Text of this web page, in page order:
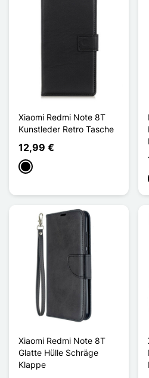
Xiaomi Redmi Note 8T
Kunstleder Retro Tasche
12,99 €
Schwarz
Xiaomi Redmi Note 8T
Glatte Hülle Schräge
Klappe